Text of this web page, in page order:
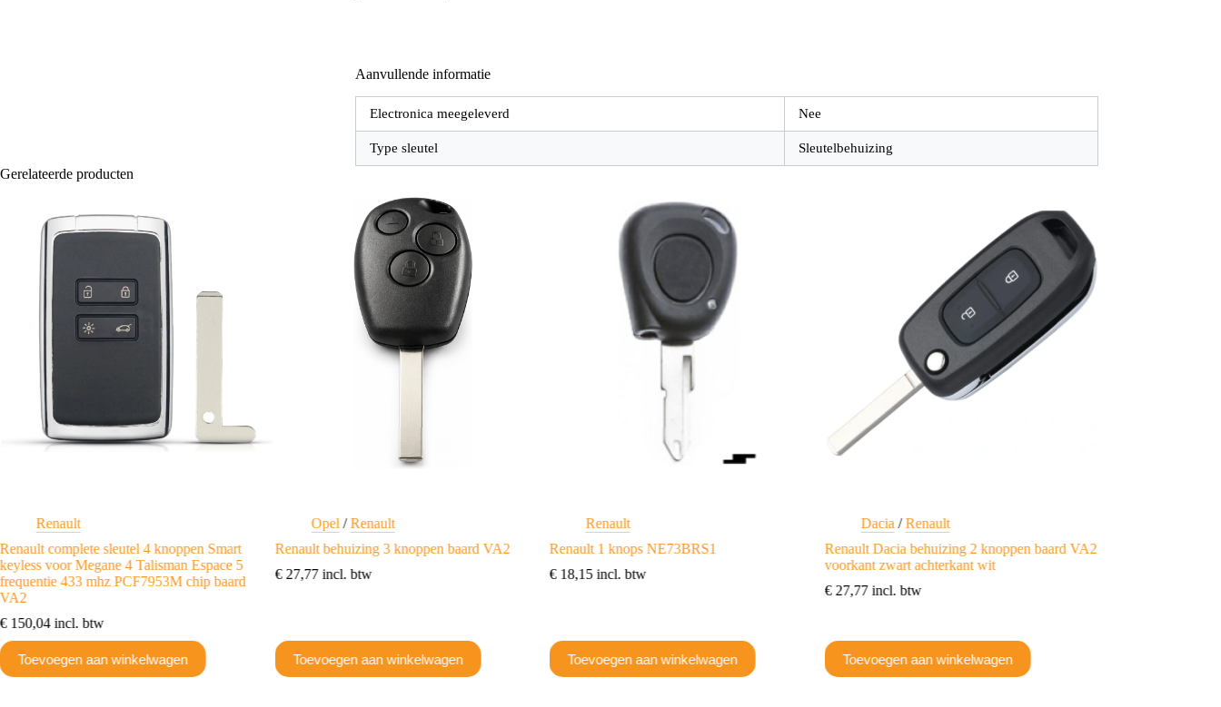
Aanvullende informatie
Electronica meegeleverd Nee
Type sleutel Sleutelbehuizing
Gerelateerde producten
Renault
Renault complete sleutel 4 knoppen Smart
keyless voor Megane 4 Talisman Espace 5
frequentie 433 mhz PCF7953M chip baard
VA2
€ 150,04 incl. btw
Toevoegen aan winkelwagen
Opel /Renault
Renault behuizing 3 knoppen baard VA2
€27,77incl. btw
Toevoegen aan winkelwagen
Renault
Renault 1 knops NE73BRS1
€18,15incl. btw
Toevoegen aan winkelwagen
Dacia /Renault
Renault Dacia behuizing 2 knoppen baard VA2
voorkant zwart achterkant wit
€27,77incl. btw
Toevoegen aan winkelwagen